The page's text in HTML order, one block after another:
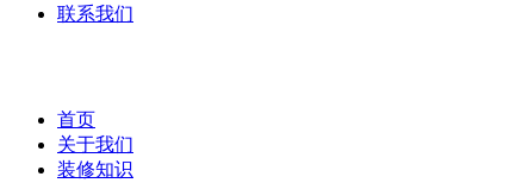
联系我们
首页
关于我们
装修知识